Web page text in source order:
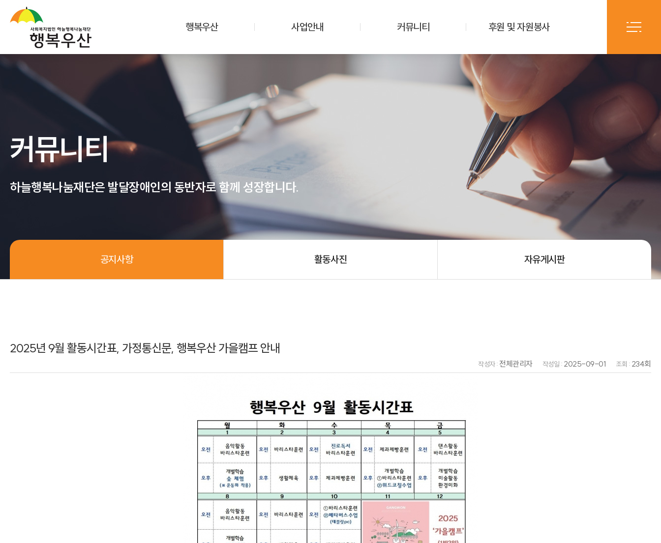
행복우산 사업안내 커뮤니티 후원 및 자원봉사
커뮤니티
하늘행복나눔재단은 발달장애인의 동반자로 함께 성장합니다.
공지사항 활동사진 자유게시판
2025년 9월 활동시간표, 가정통신문, 행복우산 가을캠프 안내
작성자 : 전체관리자 작성일 : 2025-09-01 조회 : 234회